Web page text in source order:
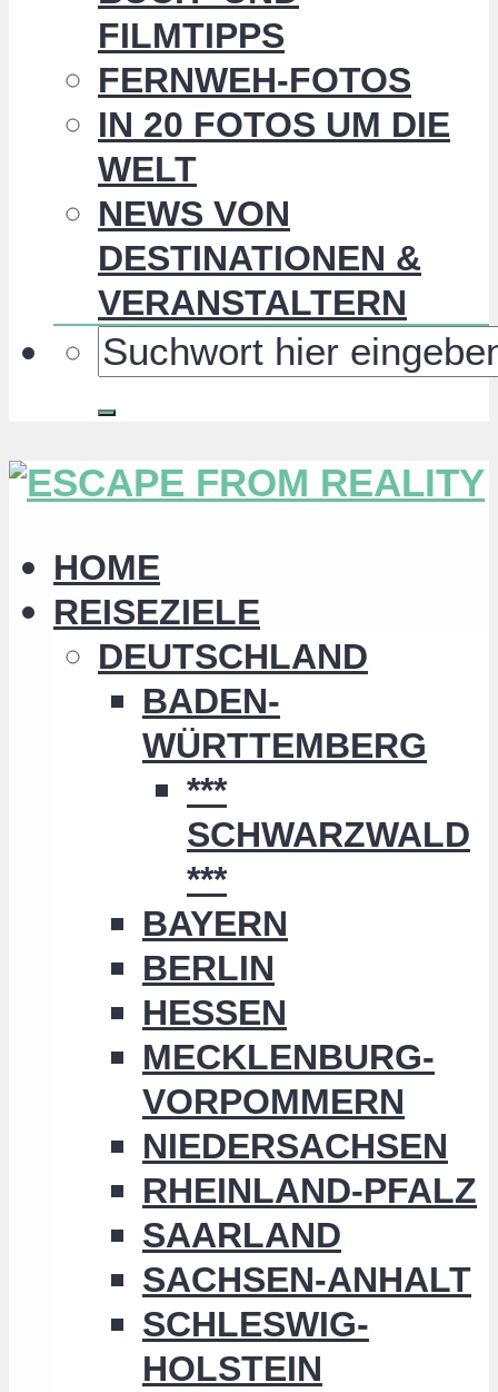
FILMTIPPS
FERNWEH-FOTOS
IN 20 FOTOS UM DIE
WELT
NEWS VON
DESTINATIONEN &
VERANSTALTERN
HOME
REISEZIELE
DEUTSCHLAND
BADEN-
WÜRTTEMBERG
***
SCHWARZWALD
***
BAYERN
BERLIN
HESSEN
MECKLENBURG-
VORPOMMERN
NIEDERSACHSEN
RHEINLAND-PFALZ
SAARLAND
SACHSEN-ANHALT
SCHLESWIG-
HOLSTEIN